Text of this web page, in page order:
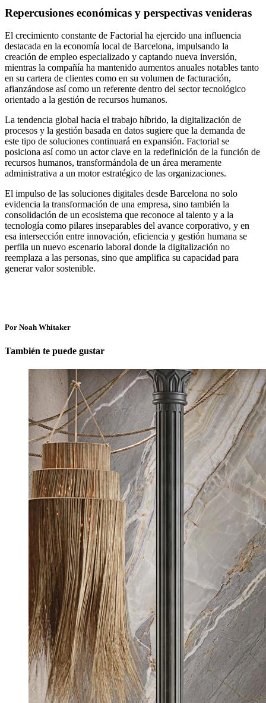
Repercusiones económicas y perspectivas venideras
El crecimiento constante de Factorial ha ejercido una influencia
destacada en la economía local de Barcelona, impulsando la
creación de empleo especializado y captando nueva inversión,
mientras la compañía ha mantenido aumentos anuales notables tanto
en su cartera de clientes como en su volumen de facturación,
afianzándose así como un referente dentro del sector tecnológico
orientado a la gestión de recursos humanos.
La tendencia global hacia el trabajo híbrido, la digitalización de
procesos y la gestión basada en datos sugiere que la demanda de
este tipo de soluciones continuará en expansión. Factorial se
posiciona así como un actor clave en la redefinición de la función de
recursos humanos, transformándola de un área meramente
administrativa a un motor estratégico de las organizaciones.
El impulso de las soluciones digitales desde Barcelona no solo
evidencia la transformación de una empresa, sino también la
consolidación de un ecosistema que reconoce al talento y a la
tecnología como pilares inseparables del avance corporativo, y en
esa intersección entre innovación, eficiencia y gestión humana se
perfila un nuevo escenario laboral donde la digitalización no
reemplaza a las personas, sino que amplifica su capacidad para
generar valor sostenible.
Por Noah Whitaker
También te puede gustar